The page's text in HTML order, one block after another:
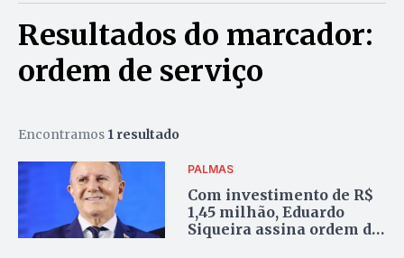
Resultados do marcador:
ordem de serviço
Encontramos 1 resultado
PALMAS
Com investimento de R$
1,45 milhão, Eduardo
Siqueira assina ordem de